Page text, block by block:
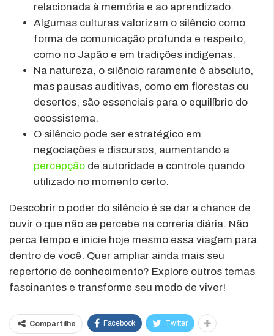
relacionada à memória e ao aprendizado.
Algumas culturas valorizam o silêncio como
forma de comunicação profunda e respeito,
como no Japão e em tradições indígenas.
Na natureza, o silêncio raramente é absoluto,
mas pausas auditivas, como em florestas ou
desertos, são essenciais para o equilíbrio do
ecossistema.
O silêncio pode ser estratégico em
negociações e discursos, aumentando a
percepção de autoridade e controle quando
utilizado no momento certo.
Descobrir o poder do silêncio é se dar a chance de
ouvir o que não se percebe na correria diária. Não
perca tempo e inicie hoje mesmo essa viagem para
dentro de você. Quer ampliar ainda mais seu
repertório de conhecimento? Explore outros temas
fascinantes e transforme seu modo de viver!
Compartilhe Facebook Twitter